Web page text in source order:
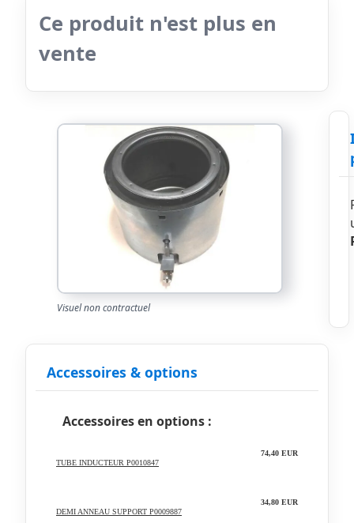
Ce produit n'est plus en
vente
Visuel non contractuel
Accessoires & options
Accessoires en options :
TUBE INDUCTEUR P0010847
74,40 EUR
DEMI ANNEAU SUPPORT P0009887
34,80 EUR